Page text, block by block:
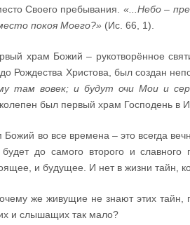
Своего пребывания. «...Небо –
покоя Моего?» (Ис. 66, 1).
храм Божий – рукотворённое
до Рождества Христова, был создан
там вовек; и будут очи Мои и
был первый храм Господень в
Божий во все времена – это всегда
до самого второго и
и будущее. И нет в жизни тайн,
же живущие не знают этих тайн,
и слышащих так мало?